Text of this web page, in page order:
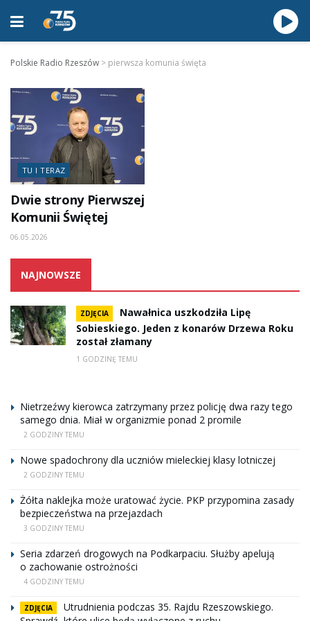
Polskie Radio Rzeszów > pierwsza komunia święta
TU I TERAZ
Dwie strony Pierwszej
Komunii Świętej
06.05.2026
NAJNOWSZE
ZDJĘCIA
Nawałnica uszkodziła Lipę
Sobieskiego. Jeden z konarów Drzewa Roku
został złamany
1 GODZINĘ TEMU
Nietrzeźwy kierowca zatrzymany przez policję dwa razy tego
samego dnia. Miał w organizmie ponad 2 promile
2 GODZINY TEMU
Nowe spadochrony dla uczniów mieleckiej klasy lotniczej
2 GODZINY TEMU
Żółta naklejka może uratować życie. PKP przypomina zasady
bezpieczeństwa na przejazdach
3 GODZINY TEMU
Seria zdarzeń drogowych na Podkarpaciu. Służby apelują
o zachowanie ostrożności
4 GODZINY TEMU
ZDJĘCIA
Utrudnienia podczas 35. Rajdu Rzeszowskiego.